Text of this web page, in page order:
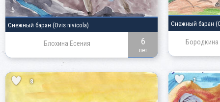
Снежный баран (Ovis nivicola)
Блохина Есения 6
лет
Снежный баран
1
8